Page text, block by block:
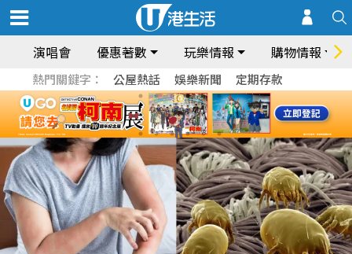
演唱會 優惠著數 玩樂情報 購物情報
熱門關鍵字： 公屋熱話 娛樂新聞 定期存款